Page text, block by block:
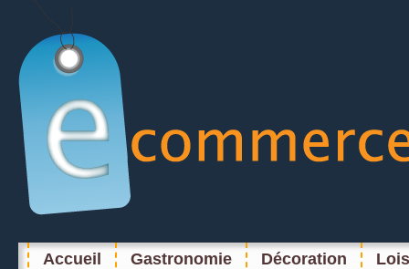
Accueil Gastronomie Décoration